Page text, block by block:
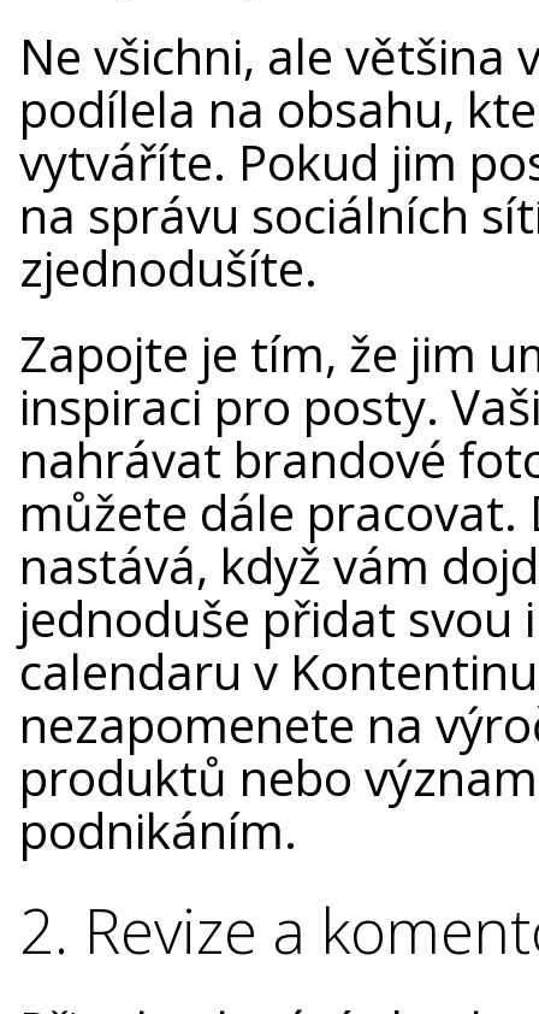
Ne všichni, ale většina
podílela na obsahu,
vytváříte. Pokud jim
na správu sociálních
zjednodušíte.
Zapojte je tím, že jim
inspiraci pro posty.
nahrávat brandové
můžete dále pracovat.
nastává, když vám
jednoduše přidat
calendaru v
nezapomenete na
produktů nebo
podnikáním.
2. Revize a